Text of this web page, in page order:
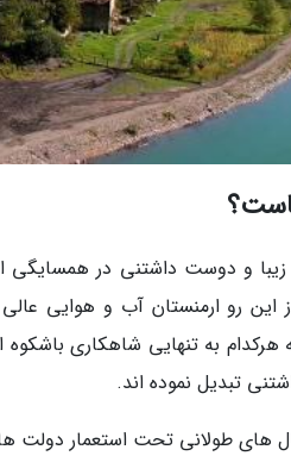
زیبا و دوست داشتنی در همسایگی
این رو ارمنستان آب و هوایی عالی
به تنهایی شاهکاری باشکوه
تبدیل نموده اند.
های طولانی تحت استعمار دولت